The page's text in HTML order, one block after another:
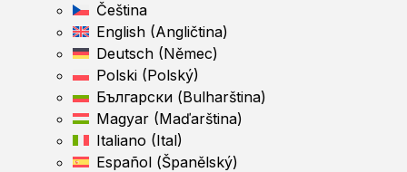
Čeština
English (Angličtina)
Deutsch (Němec)
Polski (Polský)
Български (Bulharština)
Magyar (Maďarština)
Italiano (Ital)
Español (Španělský)